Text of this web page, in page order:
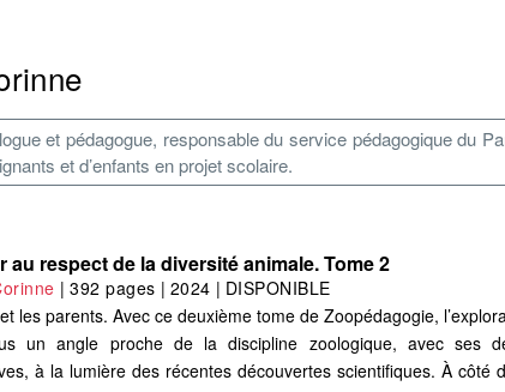
et pédagogue, responsable du service pédagogique du
et d’enfants en projet scolaire.
respect de la diversité animale. Tome 2
|392 pages | 2024 | DISPONIBLE
les parents. Avec ce deuxième tome de Zoopédagogie,
un angle proche de la discipline zoologique, avec ses
à la lumière des récentes découvertes scientifiques. À côté